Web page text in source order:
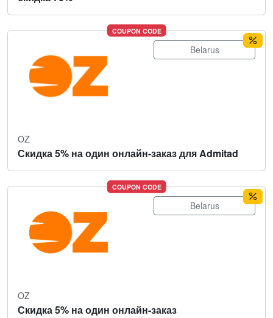
COUPON CODE
Belarus
OZ
Скидка 5% на один онлайн-заказ для Admitad
COUPON CODE
Belarus
OZ
Скидка 5% на один онлайн-заказ